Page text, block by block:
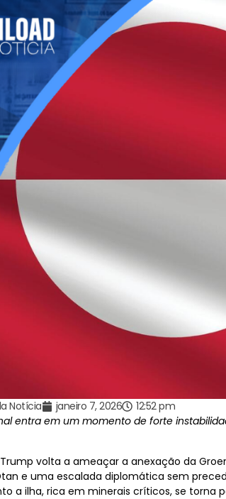
Notícia janeiro 7, 2026
12:52 pm
entra em um momento de forte
volta a ameaçar a anexação da
e uma escalada diplomática sem
a ilha, rica em minerais críticos, se torna